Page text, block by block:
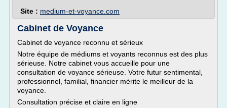
Site : medium-et-voyance.com
Cabinet de Voyance
Cabinet de voyance reconnu et sérieux
Notre équipe de médiums et voyants reconnus est des plus
sérieuse. Notre cabinet vous accueille pour une
consultation de voyance sérieuse. Votre futur sentimental,
professionnel, familial, financier mérite le meilleur de la
voyance.
Consultation précise et claire en ligne